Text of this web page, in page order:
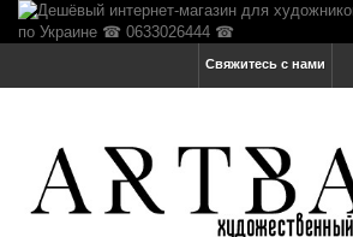
Свяжитесь с нами